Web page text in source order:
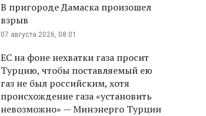
В пригороде Дамаска произошел
взрыв
07 августа 2026, 08:01
ЕС на фоне нехватки газа просит
Турцию, чтобы поставляемый ею
газ не был российским, хотя
происхождение газа «установить
невозможно» — Минэнерго Турции